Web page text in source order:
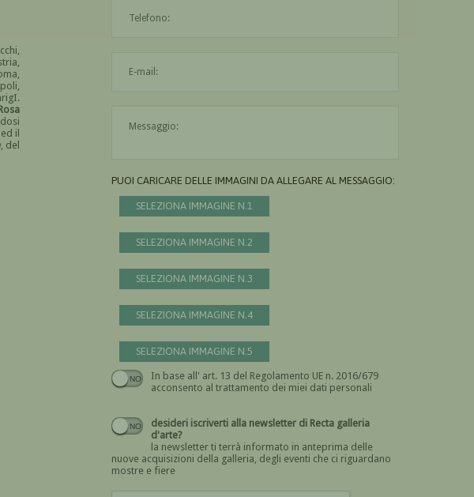
il
, del
PUOI CARICARE DELLE IMMAGINI DA ALLEGARE AL MESSAGGIO:
SELEZIONA IMMAGINE N.1
SELEZIONA IMMAGINE N.2
SELEZIONA IMMAGINE N.3
SELEZIONA IMMAGINE N.4
SELEZIONA IMMAGINE N.5
In base all' art. 13 del Regolamento UE n. 2016/679
acconsento al trattamento dei miei dati personali
Devi dare il consenso
desideri iscriverti alla newsletter di Recta galleria
d'arte?
la newsletter ti terrà informato in anteprima delle
nuove acquisizioni della galleria, degli eventi che ci riguardano
mostre e fiere